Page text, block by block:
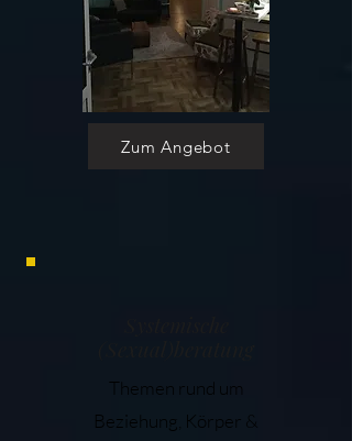
Zum Angebot
Themen rund um
Beziehung, Körper &